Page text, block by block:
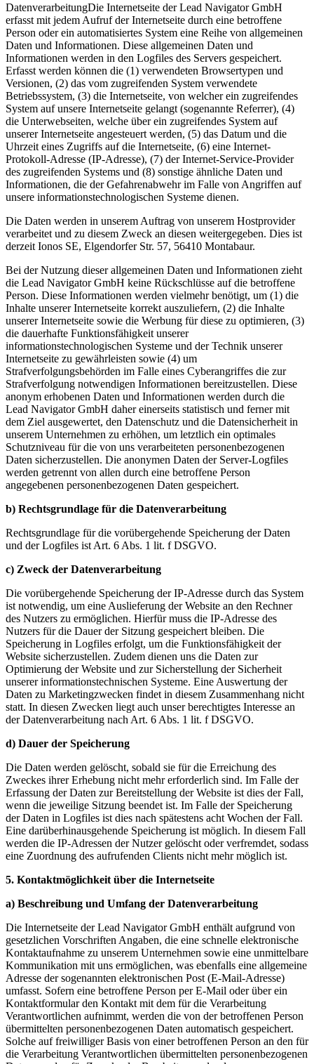
DatenverarbeitungDie Internetseite der Lead Navigator GmbH
erfasst mit jedem Aufruf der Internetseite durch eine betroffene
Person oder ein automatisiertes System eine Reihe von allgemeinen
Daten und Informationen. Diese allgemeinen Daten und
Informationen werden in den Logfiles des Servers gespeichert.
Erfasst werden können die (1) verwendeten Browsertypen und
Versionen, (2) das vom zugreifenden System verwendete
Betriebssystem, (3) die Internetseite, von welcher ein zugreifendes
System auf unsere Internetseite gelangt (sogenannte Referrer), (4)
die Unterwebseiten, welche über ein zugreifendes System auf
unserer Internetseite angesteuert werden, (5) das Datum und die
Uhrzeit eines Zugriffs auf die Internetseite, (6) eine Internet-
Protokoll-Adresse (IP-Adresse), (7) der Internet-Service-Provider
des zugreifenden Systems und (8) sonstige ähnliche Daten und
Informationen, die der Gefahrenabwehr im Falle von Angriffen auf
unsere informationstechnologischen Systeme dienen.
Die Daten werden in unserem Auftrag von unserem Hostprovider
verarbeitet und zu diesem Zweck an diesen weitergegeben. Dies ist
derzeit Ionos SE, Elgendorfer Str. 57, 56410 Montabaur.
Bei der Nutzung dieser allgemeinen Daten und Informationen zieht
die Lead Navigator GmbH keine Rückschlüsse auf die betroffene
Person. Diese Informationen werden vielmehr benötigt, um (1) die
Inhalte unserer Internetseite korrekt auszuliefern, (2) die Inhalte
unserer Internetseite sowie die Werbung für diese zu optimieren, (3)
die dauerhafte Funktionsfähigkeit unserer
informationstechnologischen Systeme und der Technik unserer
Internetseite zu gewährleisten sowie (4) um
Strafverfolgungsbehörden im Falle eines Cyberangriffes die zur
Strafverfolgung notwendigen Informationen bereitzustellen. Diese
anonym erhobenen Daten und Informationen werden durch die
Lead Navigator GmbH daher einerseits statistisch und ferner mit
dem Ziel ausgewertet, den Datenschutz und die Datensicherheit in
unserem Unternehmen zu erhöhen, um letztlich ein optimales
Schutzniveau für die von uns verarbeiteten personenbezogenen
Daten sicherzustellen. Die anonymen Daten der Server-Logfiles
werden getrennt von allen durch eine betroffene Person
angegebenen personenbezogenen Daten gespeichert.
b) Rechtsgrundlage für die Datenverarbeitung
Rechtsgrundlage für die vorübergehende Speicherung der Daten
und der Logfiles ist Art. 6 Abs. 1 lit. f DSGVO.
c) Zweck der Datenverarbeitung
Die vorübergehende Speicherung der IP-Adresse durch das System
ist notwendig, um eine Auslieferung der Website an den Rechner
des Nutzers zu ermöglichen. Hierfür muss die IP-Adresse des
Nutzers für die Dauer der Sitzung gespeichert bleiben. Die
Speicherung in Logfiles erfolgt, um die Funktionsfähigkeit der
Website sicherzustellen. Zudem dienen uns die Daten zur
Optimierung der Website und zur Sicherstellung der Sicherheit
unserer informationstechnischen Systeme. Eine Auswertung der
Daten zu Marketingzwecken findet in diesem Zusammenhang nicht
statt. In diesen Zwecken liegt auch unser berechtigtes Interesse an
der Datenverarbeitung nach Art. 6 Abs. 1 lit. f DSGVO.
d) Dauer der Speicherung
Die Daten werden gelöscht, sobald sie für die Erreichung des
Zweckes ihrer Erhebung nicht mehr erforderlich sind. Im Falle der
Erfassung der Daten zur Bereitstellung der Website ist dies der Fall,
wenn die jeweilige Sitzung beendet ist. Im Falle der Speicherung
der Daten in Logfiles ist dies nach spätestens acht Wochen der Fall.
Eine darüberhinausgehende Speicherung ist möglich. In diesem Fall
werden die IP-Adressen der Nutzer gelöscht oder verfremdet, sodass
eine Zuordnung des aufrufenden Clients nicht mehr möglich ist.
5. Kontaktmöglichkeit über die Internetseite
a) Beschreibung und Umfang der Datenverarbeitung
Die Internetseite der Lead Navigator GmbH enthält aufgrund von
gesetzlichen Vorschriften Angaben, die eine schnelle elektronische
Kontaktaufnahme zu unserem Unternehmen sowie eine unmittelbare
Kommunikation mit uns ermöglichen, was ebenfalls eine allgemeine
Adresse der sogenannten elektronischen Post (E-Mail-Adresse)
umfasst. Sofern eine betroffene Person per E-Mail oder über ein
Kontaktformular den Kontakt mit dem für die Verarbeitung
Verantwortlichen aufnimmt, werden die von der betroffenen Person
übermittelten personenbezogenen Daten automatisch gespeichert.
Solche auf freiwilliger Basis von einer betroffenen Person an den für
die Verarbeitung Verantwortlichen übermittelten personenbezogenen